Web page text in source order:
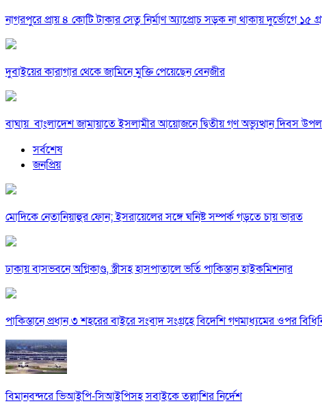
নাগরপুরে প্রায় ৪ কোটি টাকার সেতু নির্মাণ অ্যাপ্রোচ সড়ক না থাকায় দুর্ভোগে ১৫
দুবাইয়ের কারাগার থেকে জামিনে মুক্তি পেয়েছেন বেনজীর
বাঘায় বাংলাদেশ জামায়াতে ইসলামীর আয়োজনে দ্বিতীয় গণ অভ্যুত্থান দিবস
সর্বশেষ
জনপ্রিয়
মোদিকে নেতানিয়াহুর ফোন; ইসরায়েলের সঙ্গে ঘনিষ্ট সম্পর্ক গড়তে চায় ভারত
ঢাকায় বাসভবনে অগ্নিকাণ্ড, স্ত্রীসহ হাসপাতালে ভর্তি পাকিস্তান হাইকমিশনার
পাকিস্তানে প্রধান ৩ শহরের বাইরে সংবাদ সংগ্রহে বিদেশি গণমাধ্যমের ওপর
বিমানবন্দরে ভিআইপি-সিআইপিসহ সবাইকে তল্লাশির নির্দেশ